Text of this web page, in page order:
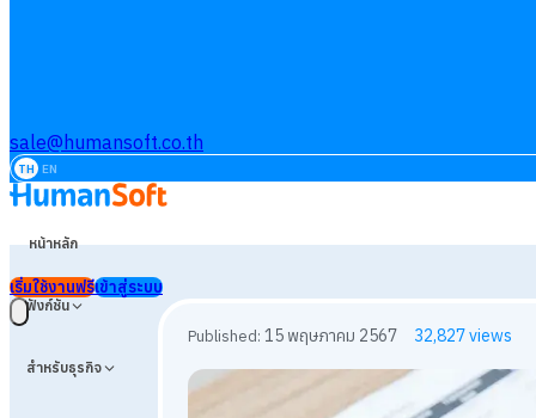
sale@humansoft.co.th
TH EN
หน้าหลัก
ฟังก์ชัน
สำหรับธุรกิจ
เริ่มใช้งานฟรีเข้าสู่ระบบ